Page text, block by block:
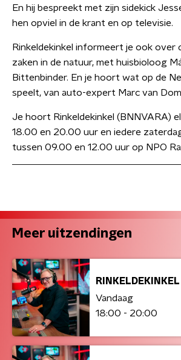
En hij bespreekt met zijn sidekick
hen opviel in de krant en op televisie.
Rinkeldekinkel informeert je ook over
zaken in de natuur, met huisbioloog
Bittenbinder. En je hoort wat op de
speelt, van auto-expert Marc van
Je hoort Rinkeldekinkel (BNNVARA)
18.00 en 20.00 uur en iedere
tussen 09.00 en 12.00 uur op NPO
Meer uitzendingen
RINKELDEKINKEL
Vandaag
18:00 - 20:00